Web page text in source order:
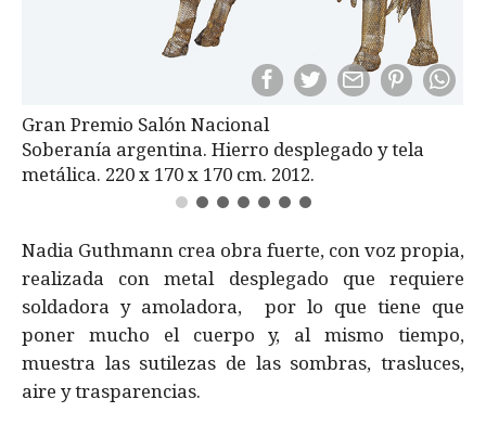
Gran Premio Salón Nacional
Soberanía argentina. Hierro desplegado y tela
metálica. 220 x 170 x 170 cm. 2012.
Nadia Guthmann crea obra fuerte, con voz propia,
realizada con metal desplegado que requiere
soldadora y amoladora, por lo que tiene que
poner mucho el cuerpo y, al mismo tiempo,
muestra las sutilezas de las sombras, trasluces,
aire y trasparencias.